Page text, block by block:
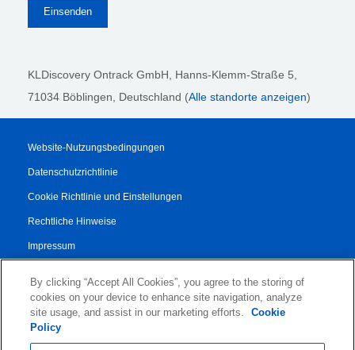
KLDiscovery Ontrack GmbH, Hanns-Klemm-Straße 5
71034 Böblingen , Deutschland (Alle standorte anzeigen)
Website-Nutzungsbedingungen
Datenschutzrichtlinie
Cookie Richtlinie und Einstellungen
Rechtliche Hinweise
Impressum
AGB
Vertrag für Autorisierte Partner
By clicking “Accept All Cookies”, you agree to the storing of
cookies on your device to enhance site navigation, analyze
site usage, and assist in our marketing efforts.
Cookie
Policy